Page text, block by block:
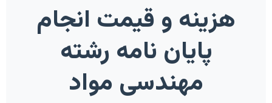
هزینه و قیمت انجام
پایان نامه رشته
مهندسی مواد